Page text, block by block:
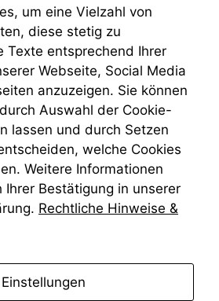
um eine Vielzahl von
diese stetig zu
Texte entsprechend Ihrer
Webseite, Social Media
anzuzeigen. Sie können
Auswahl der Cookie-
lassen und durch Setzen
welche Cookies
Weitere Informationen
Ihrer Bestätigung in unserer
Rechtliche Hinweise &
Einstellungen